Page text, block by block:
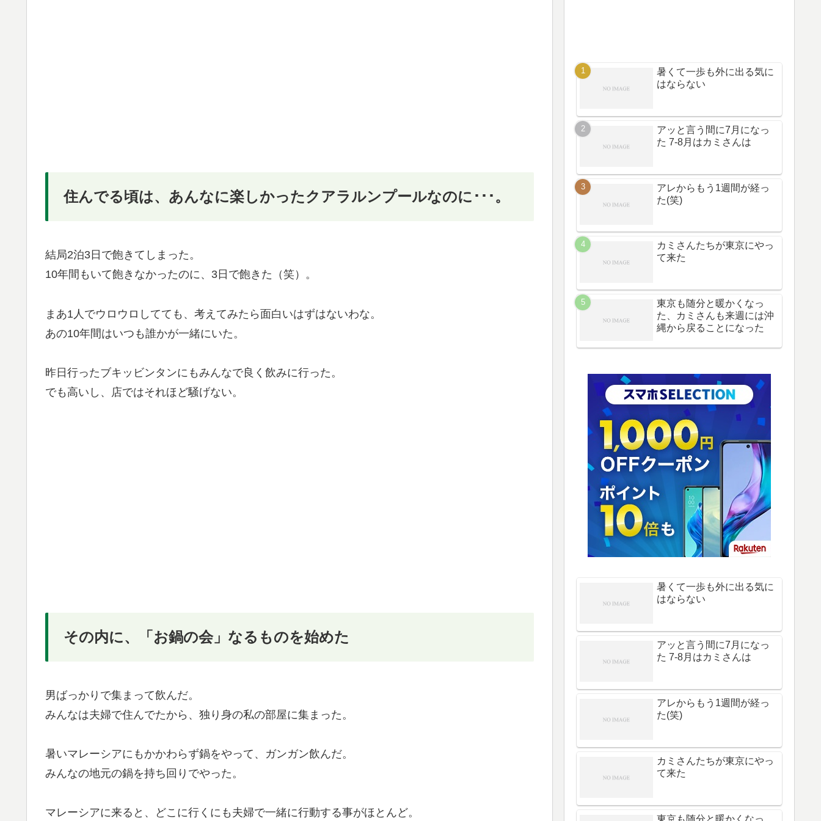
住んでる頃は、あんなに楽しかったクアラルンプールなのに･･･。
結局2泊3日で飽きてしまった。
10年間もいて飽きなかったのに、3日で飽きた（笑）。
まあ1人でウロウロしてても、考えてみたら面白いはずはないわな。
あの10年間はいつも誰かが一緒にいた。
昨日行ったブキッビンタンにもみんなで良く飲みに行った。
でも高いし、店ではそれほど騒げない。
その内に、「お鍋の会」なるものを始めた
男ばっかりで集まって飲んだ。
みんなは夫婦で住んでたから、独り身の私の部屋に集まった。
暑いマレーシアにもかかわらず鍋をやって、ガンガン飲んだ。
みんなの地元の鍋を持ち回りでやった。
マレーシアに来ると、どこに行くにも夫婦で一緒に行動する事がほとんど。
暑くて一歩も外に出る気に
はならない
アッと言う間に7月になっ
た 7-8月はカミさんは
アレからもう1週間が経っ
た(笑)
カミさんたちが東京にやっ
て来た
東京も随分と暖かくなっ
た、カミさんも来週には沖
縄から戻ることになった
暑くて一歩も外に出る気に
はならない
アッと言う間に7月になっ
た 7-8月はカミさんは
アレからもう1週間が経っ
た(笑)
カミさんたちが東京にやっ
て来た
東京も随分と暖かくなっ